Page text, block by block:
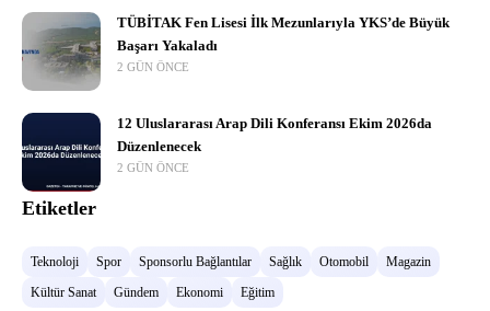
TÜBİTAK Fen Lisesi İlk Mezunlarıyla YKS’de Büyük
Başarı Yakaladı
2 GÜN ÖNCE
12 Uluslararası Arap Dili Konferansı Ekim 2026da
Düzenlenecek
2 GÜN ÖNCE
Etiketler
Teknoloji Spor Sponsorlu Bağlantılar Sağlık Otomobil
Magazin
Kültür Sanat
Gündem Ekonomi Eğitim